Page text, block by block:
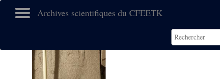
Archives scientifiques du CFEETK